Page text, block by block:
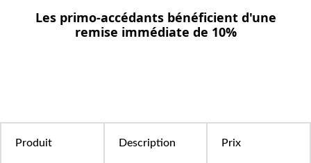
Les primo-accédants bénéficient d'une
remise immédiate de 10%
Produit Description Prix